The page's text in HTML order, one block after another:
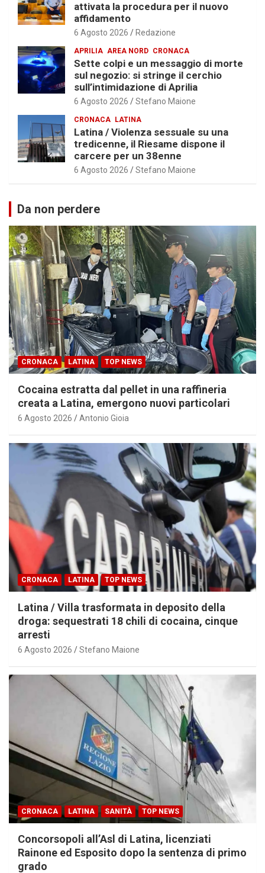
attivata la procedura per il nuovo
affidamento
6 Agosto 2026 Redazione
APRILIA AREA NORD CRONACA
Sette colpi e un messaggio di morte
sul negozio: si stringe il cerchio
sull’intimidazione di Aprilia
6 Agosto 2026 Stefano Maione
CRONACA LATINA
Latina / Violenza sessuale su una
tredicenne, il Riesame dispone il
carcere per un 38enne
6 Agosto 2026 Stefano Maione
Da non perdere
CRONACA LATINA TOP NEWS
Cocaina estratta dal pellet in una raffineria
creata a Latina, emergono nuovi particolari
6 Agosto 2026 Antonio Gioia
CRONACA LATINA TOP NEWS
Latina / Villa trasformata in deposito della
droga: sequestrati 18 chili di cocaina, cinque
arresti
6 Agosto 2026 Stefano Maione
CRONACA LATINA SANITÀ TOP NEWS
Concorsopoli all’Asl di Latina, licenziati
Rainone ed Esposito dopo la sentenza di primo
grado